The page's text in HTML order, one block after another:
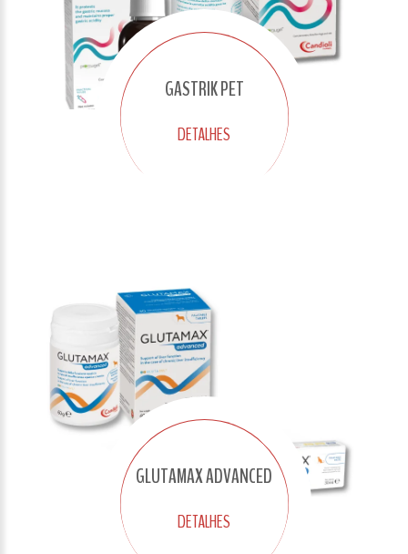
GASTRIK PET
DETALHES
GLUTAMAX ADVANCED
DETALHES